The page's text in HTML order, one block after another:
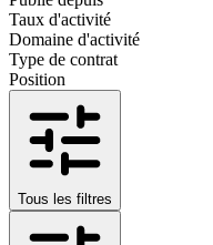
Taux d'activité
Domaine d'activité
Type de contrat
Position
Tous les filtres